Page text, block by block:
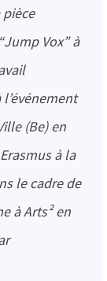
Vox” à
(Be) en
à la
le cadre de
à Arts² en